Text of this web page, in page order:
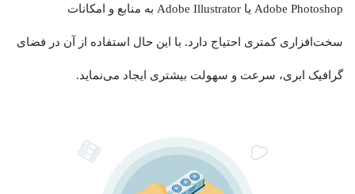
Adobe Photoshop یا Adobe Illustrator به منابع و امکانات
سخت‌افزاری کمتری احتیاج دارد. با این حال استفاده از آن در فضای
گرافیک ابری، سرعت و سهولت بیشتری ایجاد می‎‌نماید.